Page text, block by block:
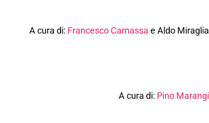
A cura di: Francesco Camassa e Aldo Miraglia
A cura di: Pino Marangi